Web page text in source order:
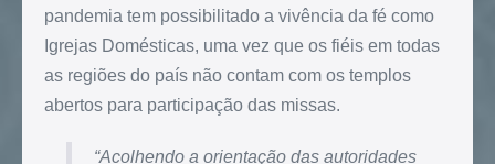
pandemia tem possibilitado a vivência da fé como
Igrejas Domésticas, uma vez que os fiéis em todas
as regiões do país não contam com os templos
abertos para participação das missas.
“Acolhendo a orientação das autoridades